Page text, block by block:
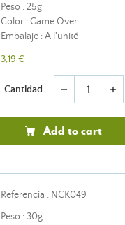
Peso : 25g
Color : Game Over
Embalaje : A l'unité
3,19 €
Cantidad remove add
Add to cart
Referencia : NCK049
Peso : 30g